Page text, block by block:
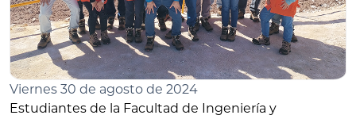
Viernes 30 de agosto de 2024
Estudiantes de la Facultad de Ingeniería y